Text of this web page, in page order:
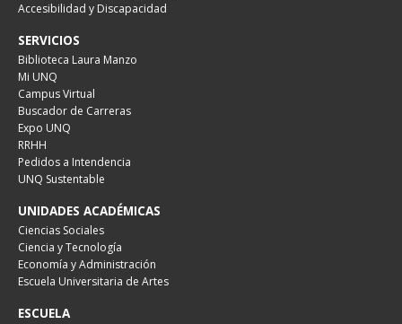
Accesibilidad y Discapacidad
SERVICIOS
Biblioteca Laura Manzo
Mi UNQ
Campus Virtual
Buscador de Carreras
Expo UNQ
RRHH
Pedidos a Intendencia
UNQ Sustentable
UNIDADES ACADÉMICAS
Ciencias Sociales
Ciencia y Tecnología
Economía y Administración
Escuela Universitaria de Artes
ESCUELA